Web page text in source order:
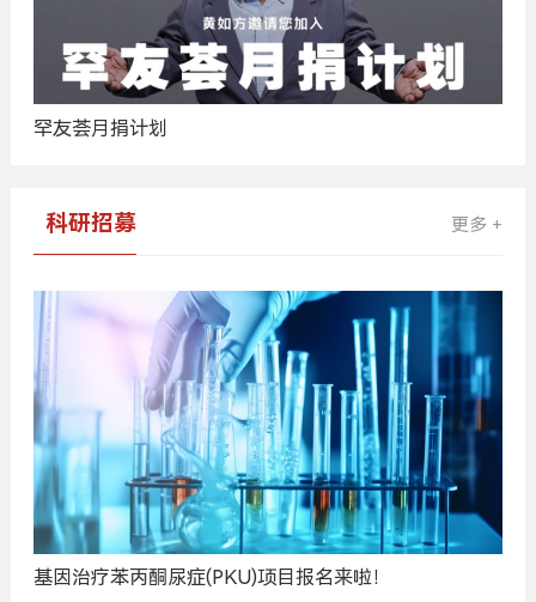
罕友荟月捐计划
科研招募 更多 +
基因治疗苯丙酮尿症(PKU)项目报名来啦！
广